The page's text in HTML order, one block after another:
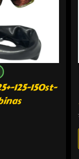
125-150st-